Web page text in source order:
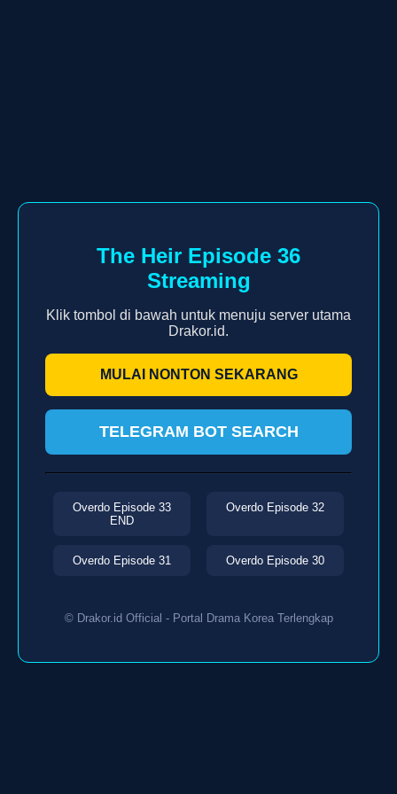
The Heir Episode 36
Streaming
Klik tombol di bawah untuk menuju server utama
Drakor.id.
MULAI NONTON SEKARANG
TELEGRAM BOT SEARCH
Overdo Episode 33
END
Overdo Episode 32
Overdo Episode 31 Overdo Episode 30
© Drakor.id Official - Portal Drama Korea Terlengkap